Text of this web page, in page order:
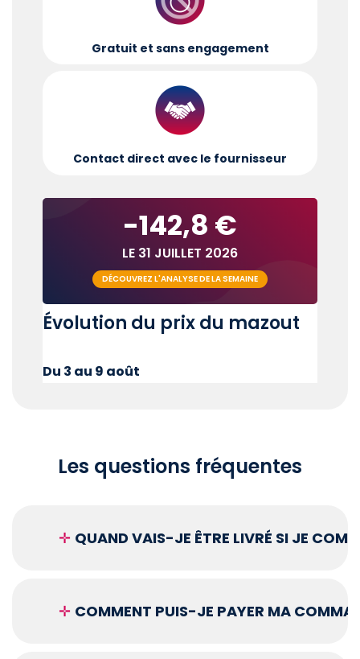
Gratuit et sans engagement
Contact direct avec le fournisseur
-142,8 €
LE 31 JUILLET 2026
DÉCOUVREZ L'ANALYSE DE LA SEMAINE
Évolution du prix du mazout
Du 3 au 9 août
Les questions fréquentes
✛ QUAND VAIS-JE ÊTRE LIVRÉ SI JE
✛ COMMENT PUIS-JE PAYER MA